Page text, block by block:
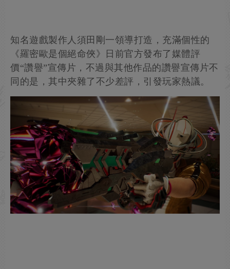
知名遊戲製作人須田剛一領導打造，充滿個性的
《羅密歐是個絕命俠》日前官方發布了媒體評
價“讚譽”宣傳片，不過與其他作品的讚譽宣傳片不
同的是，其中夾雜了不少差評，引發玩家熱議。